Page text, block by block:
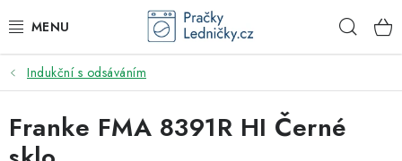
na
DODAVATEL
VESTAVNÉ SPOTŘEBIČE
Indukční s odsáváním
Franke FMA 8391R HI Černé